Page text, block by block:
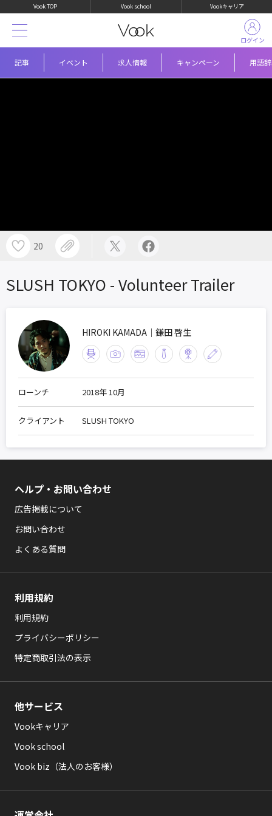
Vook TOP Vook school Vookキャリア
記事 イベント 求人情報 キャンペーン 用語
ログイン
20
SLUSH TOKYO - Volunteer Trailer
HIROKI KAMADA｜鎌田 啓生
ローンチ 2018年 10月
クライアント SLUSH TOKYO
ヘルプ・お問い合わせ
広告掲載について
お問い合わせ
よくある質問
利用規約
利用規約
プライバシーポリシー
特定商取引法の表示
他サービス
Vookキャリア
Vook school
Vook biz（法人のお客様）